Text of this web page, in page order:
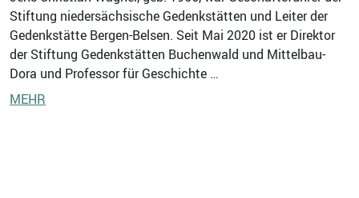
Stiftung niedersächsische Gedenkstätten und Leiter der
Gedenkstätte Bergen-Belsen. Seit Mai 2020 ist er Direktor
der Stiftung Gedenkstätten Buchenwald und Mittelbau-
Dora und Professor für Geschichte …
MEHR